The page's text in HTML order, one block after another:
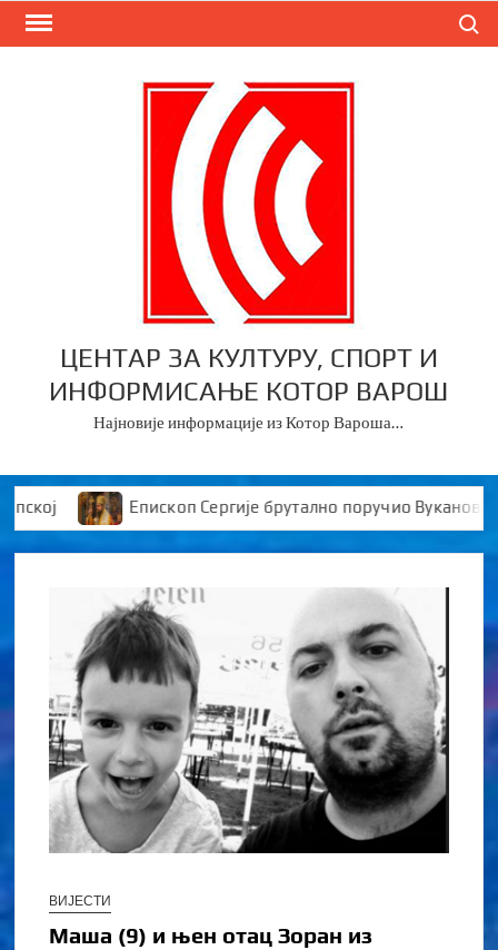
Skip
ЦЕНТАР ЗА КУЛТУРУ, СПОРТ И
ИНФОРМИСАЊЕ КОТОР ВАРОШ
Најновије информације из Котор Вароша…
Епископ Сергије брутално поручио Вукановићу
ВИЈЕСТИ
Маша (9) и њен отац Зоран из